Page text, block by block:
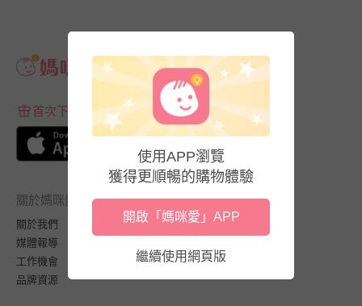
首次下載APP送$100折價券
關於媽咪愛
關於我們
媒體報導
工作機會
品牌資源
使用APP瀏覽
獲得更順暢的購物體驗
開啟「媽咪愛」APP
繼續使用網頁版